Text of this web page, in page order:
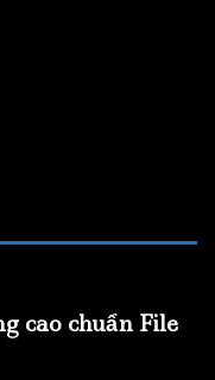
cao chuẩn File